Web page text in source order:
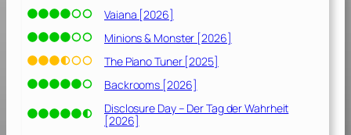
Vaiana [2026]
Minions & Monster [2026]
The Piano Tuner [2025]
Backrooms [2026]
Disclosure Day – Der Tag der Wahrheit
[2026]